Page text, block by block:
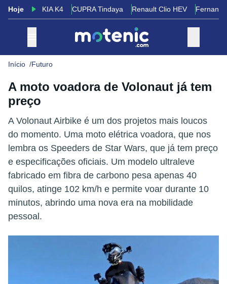
Hoje KIA K4 CUPRA Tindaya Renault Clio HEV
Início Futuro
A moto voadora de Volonaut já tem
preço
A Volonaut Airbike é um dos projetos mais loucos
do momento. Uma moto elétrica voadora, que nos
lembra os Speeders de Star Wars, que já tem preço
e especificações oficiais. Um modelo ultraleve
fabricado em fibra de carbono pesa apenas 40
quilos, atinge 102 km/h e permite voar durante 10
minutos, abrindo uma nova era na mobilidade
pessoal.